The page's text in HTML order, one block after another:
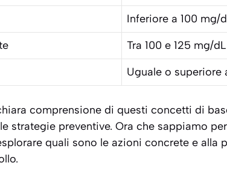
Inferiore a 100 mg/
Tra 100 e 125 mg/dL
Uguale o superiore
comprensione di questi concetti di
strategie preventive. Ora che sappiamo
quali sono le azioni concrete e alla